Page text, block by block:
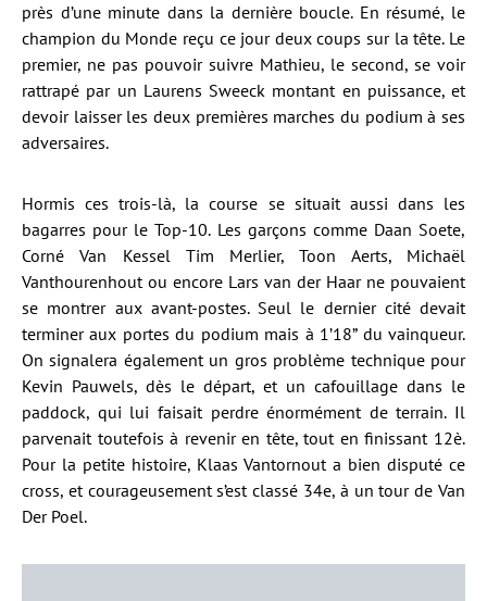
près d’une minute dans la dernière boucle. En résumé, le
champion du Monde reçu ce jour deux coups sur la tête. Le
premier, ne pas pouvoir suivre Mathieu, le second, se voir
rattrapé par un Laurens Sweeck montant en puissance, et
devoir laisser les deux premières marches du podium à ses
adversaires.
Hormis ces trois-là, la course se situait aussi dans les
bagarres pour le Top-10. Les garçons comme Daan Soete,
Corné Van Kessel Tim Merlier, Toon Aerts, Michaël
Vanthourenhout ou encore Lars van der Haar ne pouvaient
se montrer aux avant-postes. Seul le dernier cité devait
terminer aux portes du podium mais à 1’18” du vainqueur.
On signalera également un gros problème technique pour
Kevin Pauwels, dès le départ, et un cafouillage dans le
paddock, qui lui faisait perdre énormément de terrain. Il
parvenait toutefois à revenir en tête, tout en finissant 12è.
Pour la petite histoire, Klaas Vantornout a bien disputé ce
cross, et courageusement s’est classé 34e, à un tour de Van
Der Poel.